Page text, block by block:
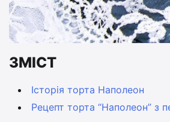
ЗМІСТ
Історія торта Наполеон
Рецепт торта “Наполеон” з